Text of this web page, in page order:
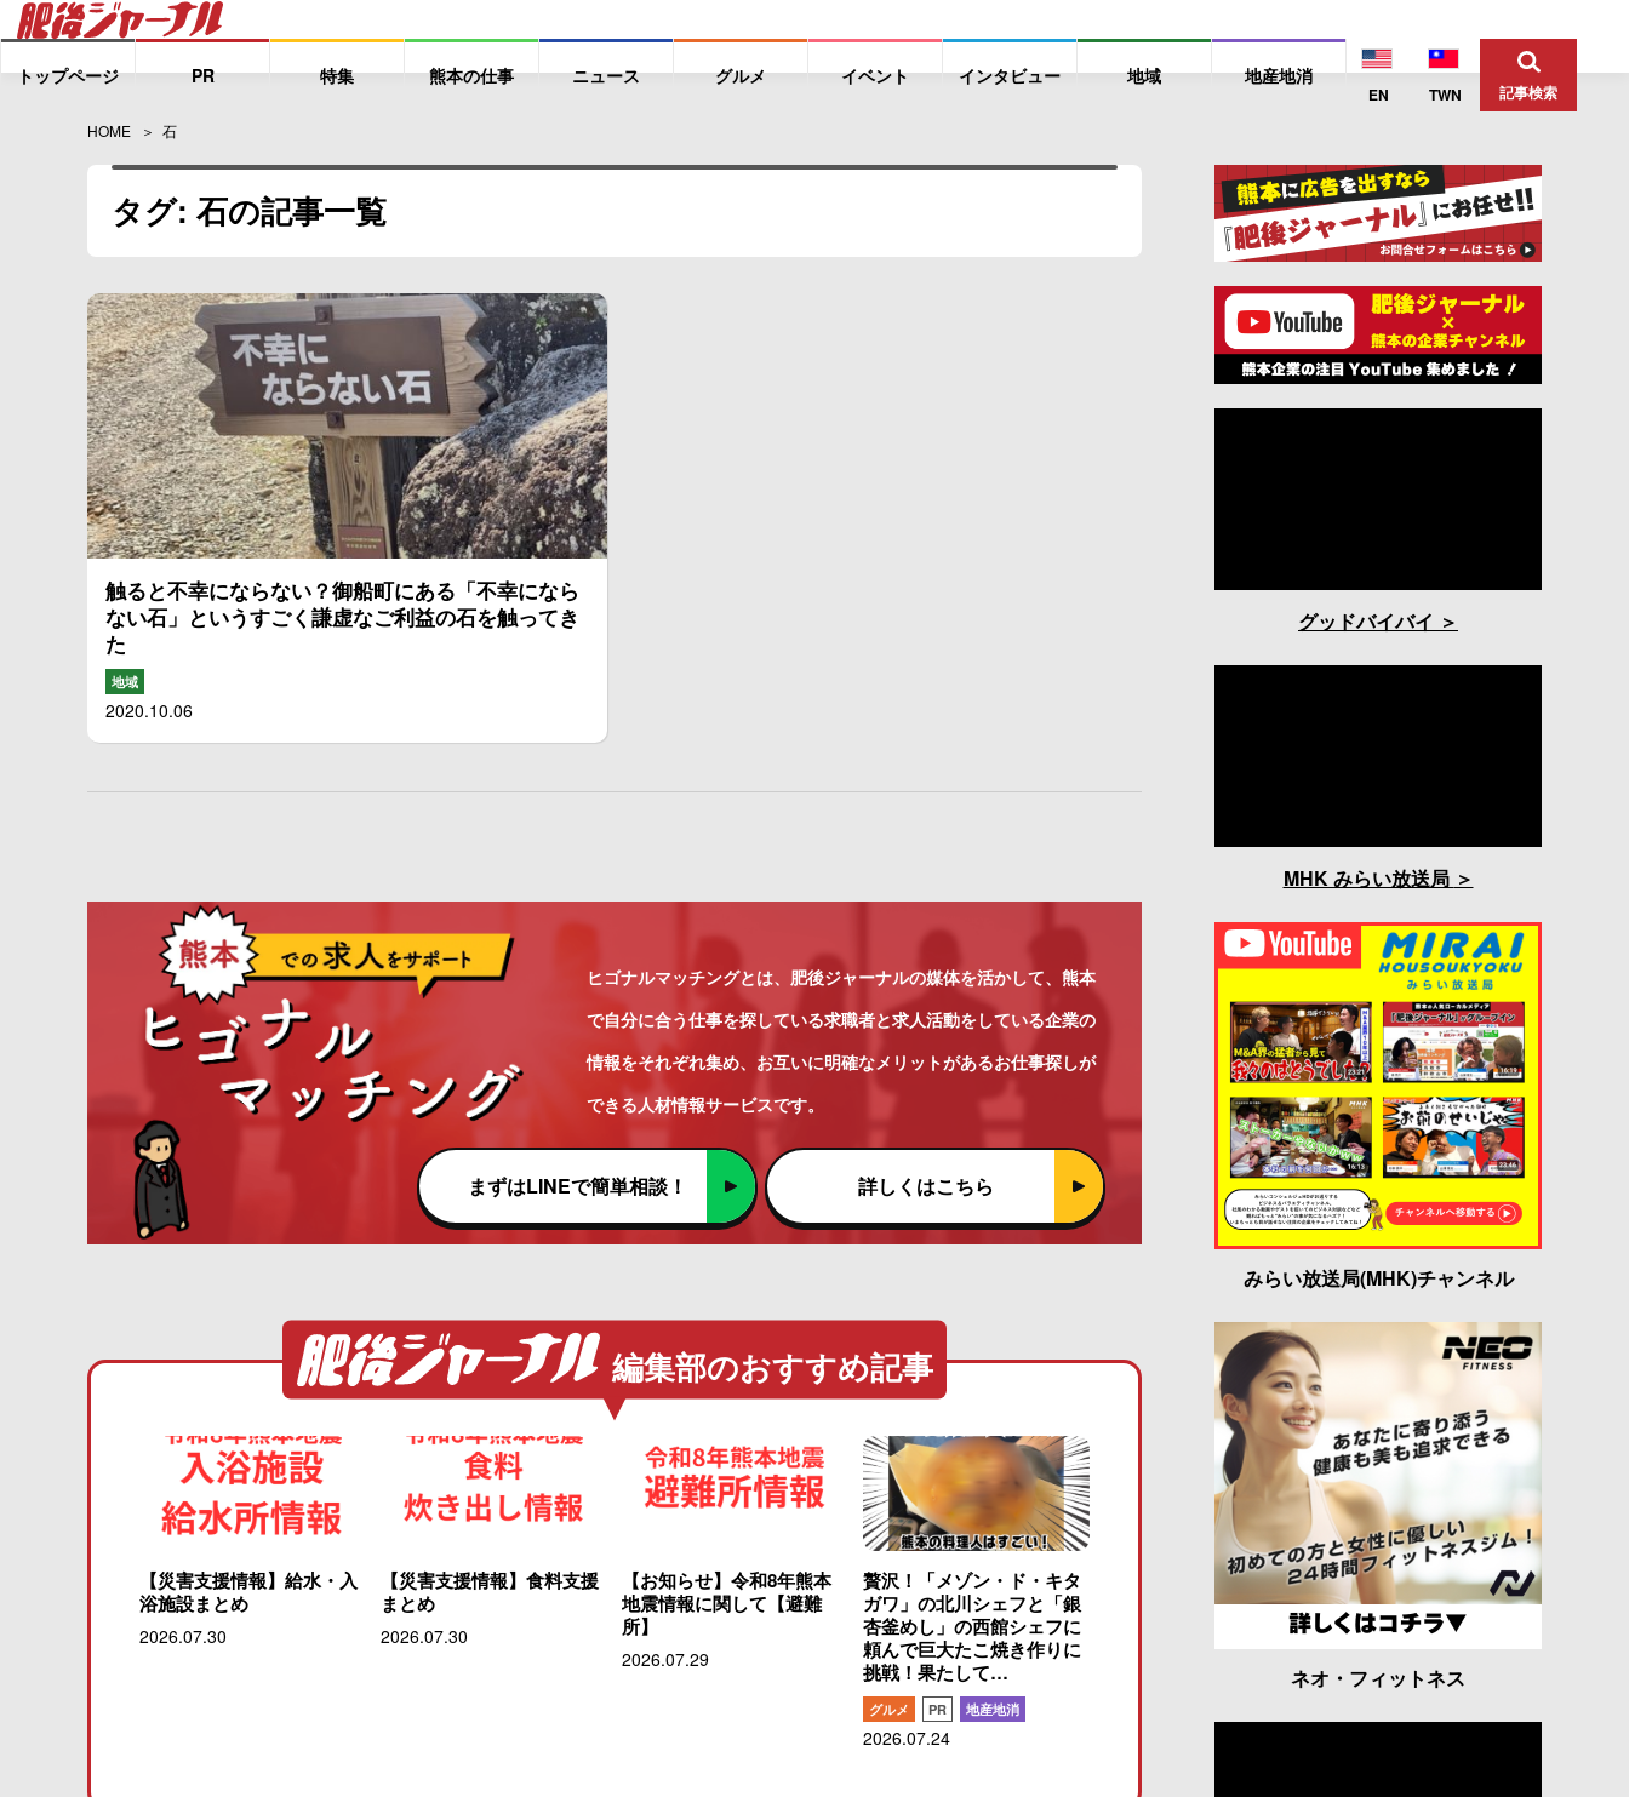
トップページ PR 特集 熊本の仕事 ニュース グルメ イベント インタビュー 地域 地産地消
EN TWN 記事検索
HOME 石
タグ: 石の記事一覧
触ると不幸にならない？御船町にある「不幸になら
ない石」というすごく謙虚なご利益の石を触ってき
た
地域
2020.10.06
ヒゴナルマッチングとは、肥後ジャーナルの媒体を活かして、熊本
で自分に合う仕事を探している求職者と求人活動をしている企業の
情報をそれぞれ集め、お互いに明確なメリットがあるお仕事探しが
できる人材情報サービスです。
まずはLINEで簡単相談！ 詳しくはこちら
編集部のおすすめ記事
【災害支援情報】給水・入
浴施設まとめ
2026.07.30
【災害支援情報】食料支援
まとめ
2026.07.30
【お知らせ】令和8年熊本
地震情報に関して【避難
所】
2026.07.29
贅沢！「メゾン・ド・キタ
ガワ」の北川シェフと「銀
杏釜めし」の西館シェフに
頼んで巨大たこ焼き作りに
挑戦！果たして…
グルメ PR 地産地消
2026.07.24
グッドバイバイ
MHK みらい放送局
みらい放送局(MHK)チャンネル
ネオ・フィットネス